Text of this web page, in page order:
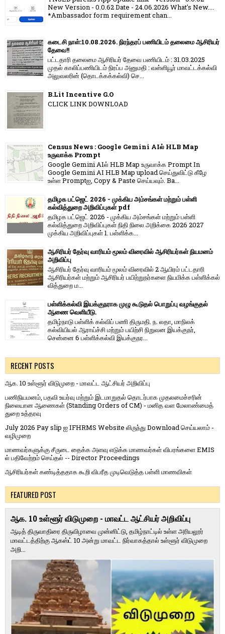
New Version - 0.0.62 Date - 24.06.2026 What's New....
*Ambassador form requirement chan...
கடைசி நாள்:10.08.2026. நிரந்தரப் பணியிடம் தலைமை ஆசிரியர்
தேவை!!
பட்டதாரி தலைமை ஆசிரியர் தேவை பணியிடம் : 31.03.2025
முதல் காலிப்பணியிடம் நிரப்ப அனுமதி : வள்ளியூர் மாவட்டக்கல்வி
அலுவலரின் (தொடக்கக்கல்வி) செ...
B.Lit Incentive G.O
CLICK LINK DOWNLOAD
Census News : Google Gemini AIல் HLB Map
உருவாக்க Prompt
Google Gemini AIல் HLB Map உருவாக்க Prompt In
Google Gemini AI HLB Map upload செய்துவிட்டு கீழே
உள்ள Promptஐ, Copy & Paste செய்யவும். Ba...
தமிழக பட்ஜெட் 2026 - முக்கிய அம்சங்கள் மற்றும் பள்ளி
கல்வித்துறை அறிவிப்புகள் pdf
தமிழக பட்ஜெட் 2026 - முக்கிய அம்சங்கள் மற்றும் பள்ளி
கல்வித்துறை அறிவிப்புகள் நிதி நிலை அறிக்கை 2026 2027
முக்கிய அறிவிப்புகள் 1. பள்ளிக்க...
ஆசிரியர் தேர்வு வாரியம் மூலம் விரைவில் ஆசிரியர்கள் நியமனம்
அறிவிப்பு
ஆசிரியர் தேர்வு வாரி​யம் மூலம் விரை​வில் 2 ஆயிரம் பட்​ட​தாரி
ஆசிரியர்​கள் மற்​றும் ஆசிரியர் பயிற்றுநர்​களை நியமிக்க பள்​ளிக்​கல்​
வித்​துறை ம...
பள்ளிக்கல்வி இயக்குநராக முழு கூடுதல் பொறுப்பு வழங்குதல்
ஆணை வெளியீடு.
தமிழ்நாடு பள்ளிக் கல்விப் பணி திருமதி. ந. லதா, மாநிலக்
கல்வியியல் ஆராய்ச்சி மற்றும் பயிற்சி நிறுவன இயக்குநர்,
சென்னை 6 பள்ளிக்கல்வி இயக்குநர...
RECENT POSTS
ஆக. 10 உள்ளூர் விடுமுறை - மாவட்ட ஆட்சியர் அறிவிப்பு
பணிநியமனம், பதவி உயர்வு மற்றும் இடமாறுதல் தொடர்பாக முதலமைச்சரின்
நிலையான ஆணைகள் (Standing Orders of CM) - மனித வள மேலாண்மைத்
துறை உத்தரவு
July 2026 Pay slip ஐ IFHRMS Website லிருந்து Download செய்யலாம் -
வழிமுறை
மாணவர்களுக்கு சீருடை தைக்க அளவு எடுக்க மாணவர்கள் விபரங்களை EMIS
ல் பதிவேற்றம் செய்தல் -- Director Proceedings
ஆசிரியர்கள் கண்டித்ததாக கூறி விபரீத முடிவெடுத்த பள்ளி மாணவிகள்
FEATURED POST
ஆக. 10 உள்ளூர் விடுமுறை - மாவட்ட ஆட்சியர் அறிவிப்பு
ஆடித் திருவாதிரை திருவிழாவை முன்னிட்டு, தமிழ்நாட்டில் உள்ள அரியலூர்
மாவட்டத்திற்கு ஆகஸ்ட் 10 அன்று மாவட்ட நிர்வாகத்தால் உள்ளூர் விடுமுறை
அறி...